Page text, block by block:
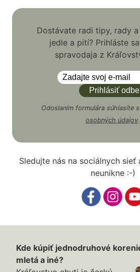
Dostávate radi tipy, rady
jedle a pití? Prihláste
spravodaja z
Odoslaním formulára súhlasíte
osobných údajov.
Sledujte nás na sociálnych sieť
neunikne :-)
Kde kúpiť jednodruhové
mletá a iné?